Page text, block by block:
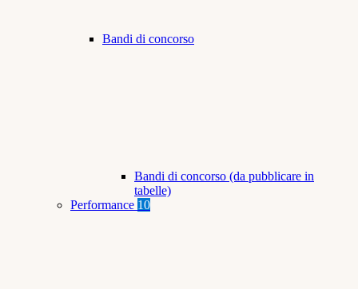
Bandi di concorso
Bandi di concorso (da pubblicare in
tabelle)
Performance 10